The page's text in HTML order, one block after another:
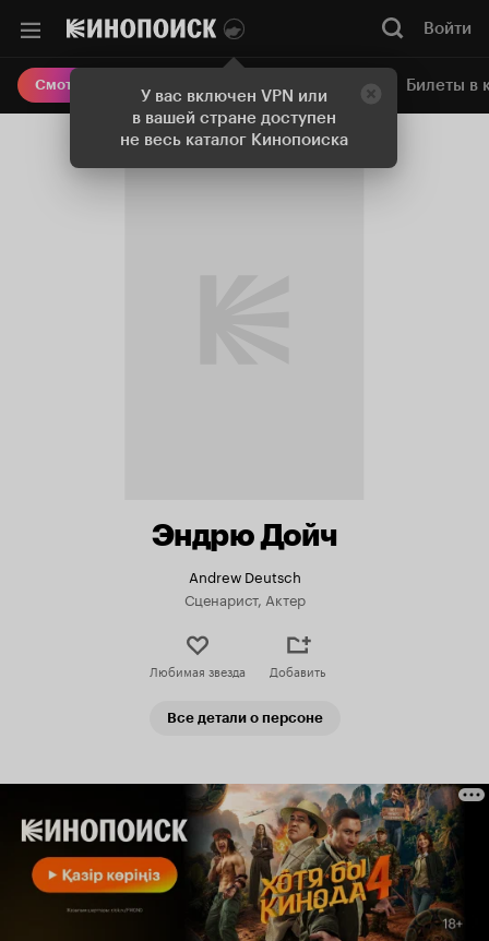
У вас включен VPN или
в вашей стране доступен
не весь каталог Кинопоиска
Войти
Смотреть кино Онлайн-кинотеатр Билеты в
Эндрю Дойч
Andrew Deutsch
Сценарист, Актер
Любимая звезда Добавить
Все детали о персоне